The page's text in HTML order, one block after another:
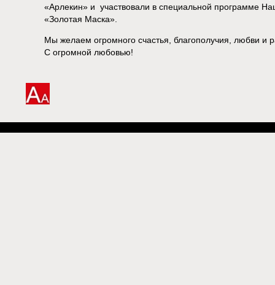
«Арлекин» и участвовали в специальной программе
«Золотая Маска».
Мы желаем огромного счастья, благополучия, любви и
С огромной любовью!